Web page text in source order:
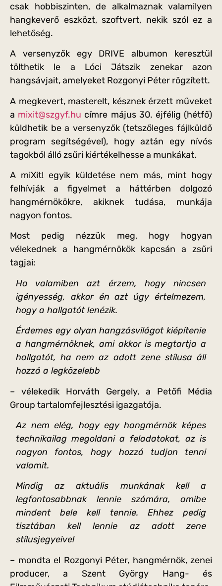
csak hobbiszinten, de alkalmaznak valamilyen
hangkeverő eszközt, szoftvert, nekik szól ez a
lehetőség.
A versenyzők egy DRIVE albumon keresztül
tölthetik le a Lóci Játszik zenekar azon
hangsávjait, amelyeket Rozgonyi Péter rögzített.
A megkevert, masterelt, késznek érzett műveket
a mixit@szgyf.hu címre május 30. éjfélig (hétfő)
küldhetik be a versenyzők (tetszőleges fájlküldő
program segítségével), hogy aztán egy nívós
tagokból álló zsűri kiértékelhesse a munkákat.
A miXit! egyik küldetése nem más, mint hogy
felhívják a figyelmet a háttérben dolgozó
hangmérnökökre, akiknek tudása, munkája
nagyon fontos.
Most pedig nézzük meg, hogy hogyan
vélekednek a hangmérnökök kapcsán a zsűri
tagjai:
Ha valamiben azt érzem, hogy nincsen
igényesség, akkor én azt úgy értelmezem,
hogy a hallgatót lenézik.
Érdemes egy olyan hangzásvilágot kiépítenie
a hangmérnöknek, ami akkor is megtartja a
hallgatót, ha nem az adott zene stílusa áll
hozzá a legközelebb
– vélekedik Horváth Gergely, a Petőfi Média
Group tartalomfejlesztési igazgatója.
Az nem elég, hogy egy hangmérnök képes
technikailag megoldani a feladatokat, az is
nagyon fontos, hogy hozzá tudjon tenni
valamit.
Mindig az aktuális munkának kell a
legfontosabbnak lennie számára, amibe
mindent bele kell tennie. Ehhez pedig
tisztában kell lennie az adott zene
stílusjegyeivel
– mondta el Rozgonyi Péter, hangmérnök, zenei
producer, a Szent György Hang- és